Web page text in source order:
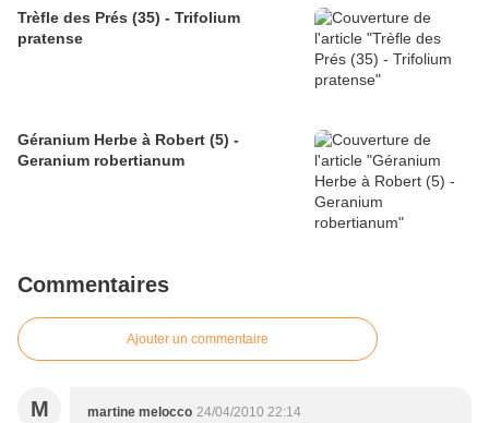
Trèfle des Prés (35) - Trifolium
pratense
Géranium Herbe à Robert (5) -
Geranium robertianum
Commentaires
Ajouter un commentaire
M martine melocco 24/04/2010 22:14